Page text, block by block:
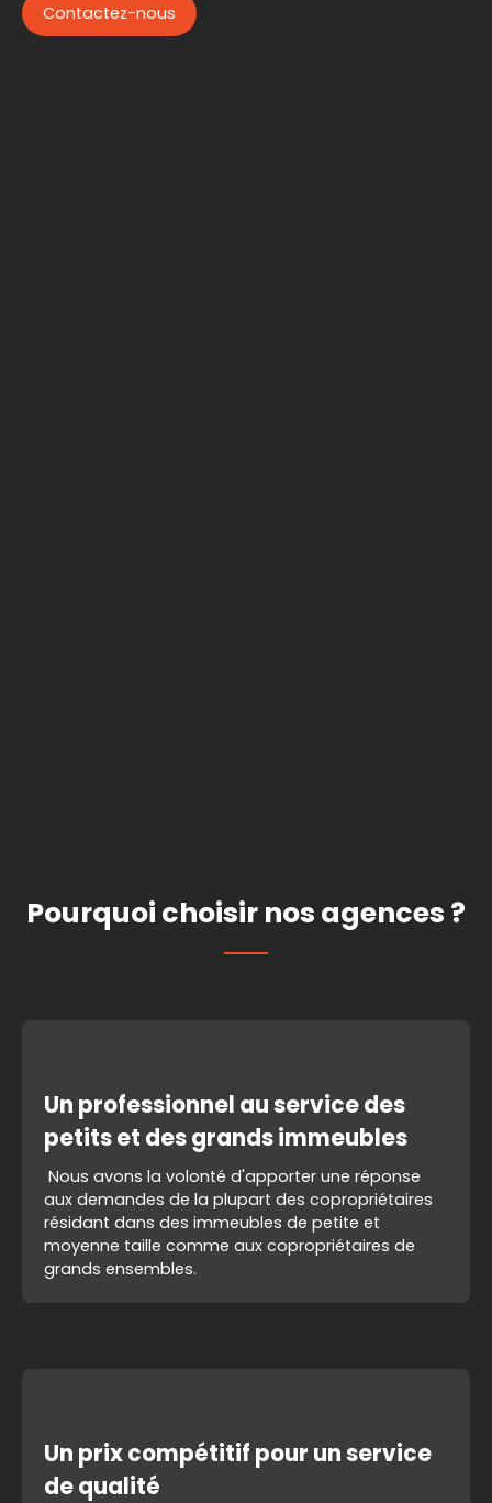
Contactez-nous
Pourquoi choisir nos agences ?
Un professionnel au service des
petits et des grands immeubles
Nous avons la volonté d'apporter une réponse
aux demandes de la plupart des copropriétaires
résidant dans des immeubles de petite et
moyenne taille comme aux copropriétaires de
grands ensembles.
Un prix compétitif pour un service
de qualité